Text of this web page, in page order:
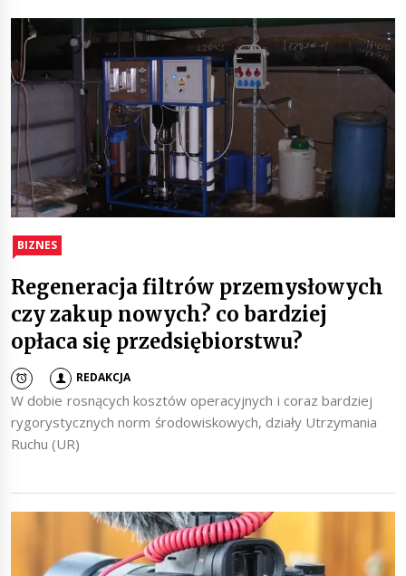
BIZNES
Regeneracja filtrów przemysłowych
czy zakup nowych? co bardziej
opłaca się przedsiębiorstwu?
REDAKCJA
W dobie rosnących kosztów operacyjnych i coraz bardziej
rygorystycznych norm środowiskowych, działy Utrzymania
Ruchu (UR)